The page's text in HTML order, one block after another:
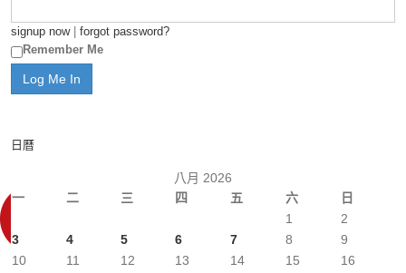
signup now| forgot password?
Remember Me
日曆
八月 2026
一
二 三 四 五 六 日
1
2
3
4 5 6 7 8
9
10
11 12 13 14 15
16